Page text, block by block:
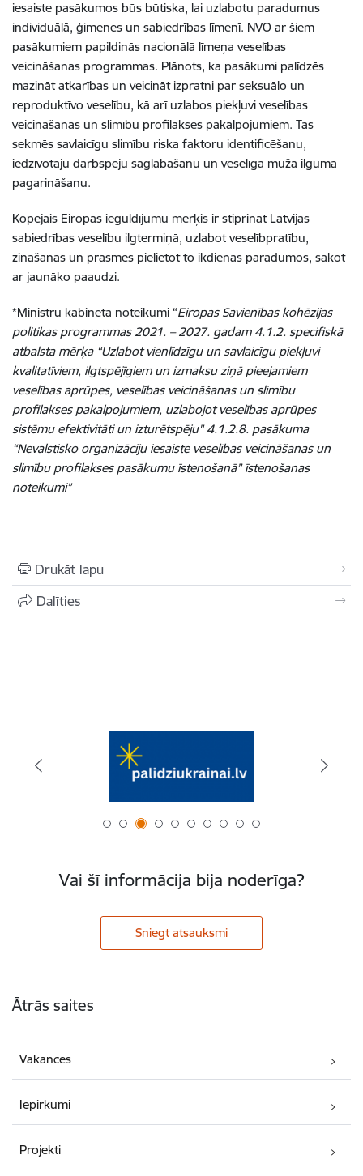
iesaiste pasākumos būs būtiska, lai uzlabotu paradumus
individuālā, ģimenes un sabiedrības līmenī. NVO ar šiem
pasākumiem papildinās nacionālā līmeņa veselības
veicināšanas programmas. Plānots, ka pasākumi palīdzēs
mazināt atkarības un veicināt izpratni par seksuālo un
reproduktīvo veselību, kā arī uzlabos piekļuvi veselības
veicināšanas un slimību profilakses pakalpojumiem. Tas
sekmēs savlaicīgu slimību riska faktoru identificēšanu,
iedzīvotāju darbspēju saglabāšanu un veselīga mūža ilguma
pagarināšanu.
Kopējais Eiropas ieguldījumu mērķis ir stiprināt Latvijas
sabiedrības veselību ilgtermiņā, uzlabot veselībpratību,
zināšanas un prasmes pielietot to ikdienas paradumos, sākot
ar jaunāko paaudzi.
*Ministru kabineta noteikumi “Eiropas Savienības kohēzijas
politikas programmas 2021. – 2027. gadam 4.1.2. specifiskā
atbalsta mērķa “Uzlabot vienlīdzīgu un savlaicīgu piekļuvi
kvalitatīviem, ilgtspējīgiem un izmaksu ziņā pieejamiem
veselības aprūpes, veselības veicināšanas un slimību
profilakses pakalpojumiem, uzlabojot veselības aprūpes
sistēmu efektivitāti un izturētspēju" 4.1.2.8. pasākuma
“Nevalstisko organizāciju iesaiste veselības veicināšanas un
slimību profilakses pasākumu īstenošanā” īstenošanas
noteikumi”
Drukāt lapu
Dalīties
Vai šī informācija bija noderīga?
Sniegt atsauksmi
Ātrās saites
Vakances
Iepirkumi
Projekti